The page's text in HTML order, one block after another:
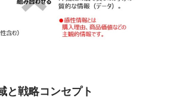
戦略コンセプト